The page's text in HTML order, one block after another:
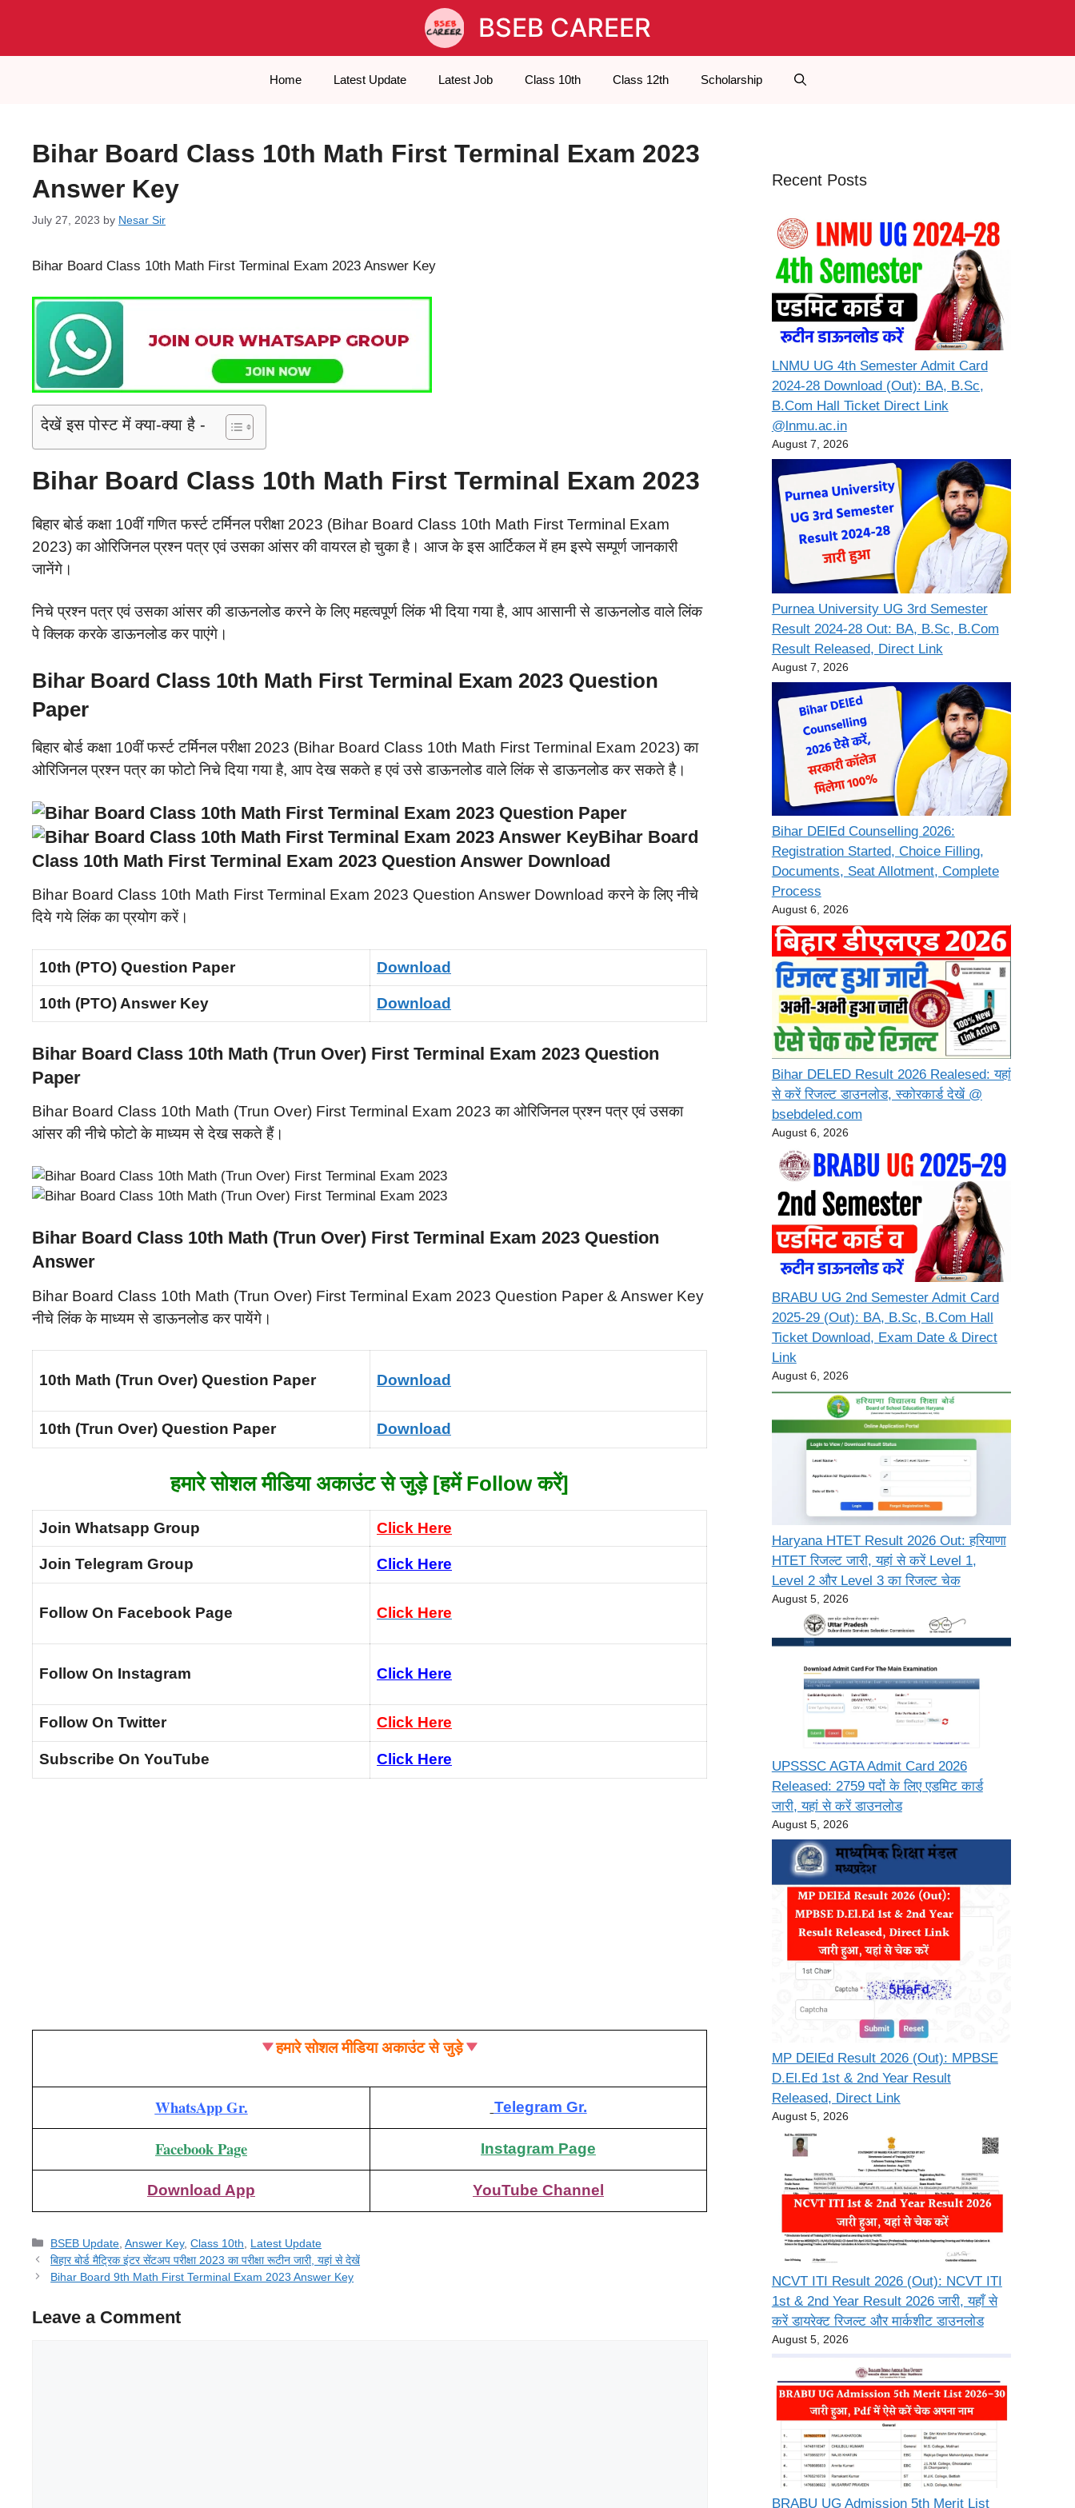
BSEB CAREER
Home Latest Update Latest Job Class 10th Class 12th Scholarship
Bihar Board Class 10th Math First Terminal Exam 2023
Answer Key
July 27, 2023 by Nesar Sir
Bihar Board Class 10th Math First Terminal Exam 2023 Answer Key
देखें इस पोस्ट में क्या-क्या है -
Bihar Board Class 10th Math First Terminal Exam 2023
बिहार बोर्ड कक्षा 10वीं गणित फर्स्ट टर्मिनल परीक्षा 2023 (Bihar Board Class 10th Math First Terminal Exam
2023) का ओरिजिनल प्रश्न पत्र एवं उसका आंसर की वायरल हो चुका है। आज के इस आर्टिकल में हम इस्पे सम्पूर्ण जानकारी
जानेंगे।
निचे प्रश्न पत्र एवं उसका आंसर की डाऊनलोड करने के लिए महत्वपूर्ण लिंक भी दिया गया है, आप आसानी से डाऊनलोड वाले लिंक
पे क्लिक करके डाऊनलोड कर पाएंगे।
Bihar Board Class 10th Math First Terminal Exam 2023 Question
Paper
बिहार बोर्ड कक्षा 10वीं फर्स्ट टर्मिनल परीक्षा 2023 (Bihar Board Class 10th Math First Terminal Exam 2023) का
ओरिजिनल प्रश्न पत्र का फोटो निचे दिया गया है, आप देख सकते ह एवं उसे डाऊनलोड वाले लिंक से डाऊनलोड कर सकते है।
Bihar Board
Class 10th Math First Terminal Exam 2023 Question Answer Download
Bihar Board Class 10th Math First Terminal Exam 2023 Question Answer Download करने के लिए नीचे
दिये गये लिंक का प्रयोग करें।
10th (PTO) Question Paper Download
10th (PTO) Answer Key Download
Bihar Board Class 10th Math (Trun Over) First Terminal Exam 2023 Question
Paper
Bihar Board Class 10th Math (Trun Over) First Terminal Exam 2023 का ओरिजिनल प्रश्न पत्र एवं उसका
आंसर की नीचे फोटो के माध्यम से देख सकते हैं।
Bihar Board Class 10th Math (Trun Over) First Terminal Exam 2023 Question
Answer
Bihar Board Class 10th Math (Trun Over) First Terminal Exam 2023 Question Paper & Answer Key
नीचे लिंक के माध्यम से डाऊनलोड कर पायेंगे।
10th Math (Trun Over) Question Paper Download
10th (Trun Over) Question Paper Download
हमारे सोशल मीडिया अकाउंट से जुड़े [हमें Follow करें]
Join Whatsapp Group Click Here
Join Telegram Group Click Here
Follow On Facebook Page Click Here
Follow On Instagram Click Here
Follow On Twitter Click Here
Subscribe On YouTube Click Here
हमारे सोशल मीडिया अकाउंट से जुड़े
WhatsApp Gr. Telegram Gr.
Facebook Page Instagram Page
Download App YouTube Channel
Categories
BSEB Update ,Answer Key,Class 10th
Latest Update
बिहार बोर्ड मैट्रिक इंटर सेंटअप परीक्षा 2023 का परीक्षा रूटीन जारी, यहां से देखें
Bihar Board 9th Math First Terminal Exam 2023 Answer Key
Leave a Comment
Recent Posts
LNMU UG 4th Semester Admit Card
2024-28 Download (Out): BA, B.Sc,
B.Com Hall Ticket Direct Link
@lnmu.ac.in
August 7, 2026
Purnea University UG 3rd Semester
Result 2024-28 Out: BA, B.Sc, B.Com
Result Released, Direct Link
August 7, 2026
Bihar DElEd Counselling 2026:
Registration Started, Choice Filling,
Documents, Seat Allotment, Complete
Process
August 6, 2026
Bihar DELED Result 2026 Realesed: यहां
से करें रिजल्ट डाउनलोड, स्कोरकार्ड देखें @
bsebdeled.com
August 6, 2026
BRABU UG 2nd Semester Admit Card
2025-29 (Out): BA, B.Sc, B.Com Hall
Ticket Download, Exam Date & Direct
Link
August 6, 2026
Haryana HTET Result 2026 Out: हरियाणा
HTET रिजल्ट जारी, यहां से करें Level 1,
Level 2 और Level 3 का रिजल्ट चेक
August 5, 2026
UPSSSC AGTA Admit Card 2026
Released: 2759 पदों के लिए एडमिट कार्ड
जारी, यहां से करें डाउनलोड
August 5, 2026
MP DElEd Result 2026 (Out): MPBSE
D.El.Ed 1st & 2nd Year Result
Released, Direct Link
August 5, 2026
NCVT ITI Result 2026 (Out): NCVT ITI
1st & 2nd Year Result 2026 जारी, यहाँ से
करें डायरेक्ट रिजल्ट और मार्कशीट डाउनलोड
August 5, 2026
BRABU UG Admission 5th Merit List